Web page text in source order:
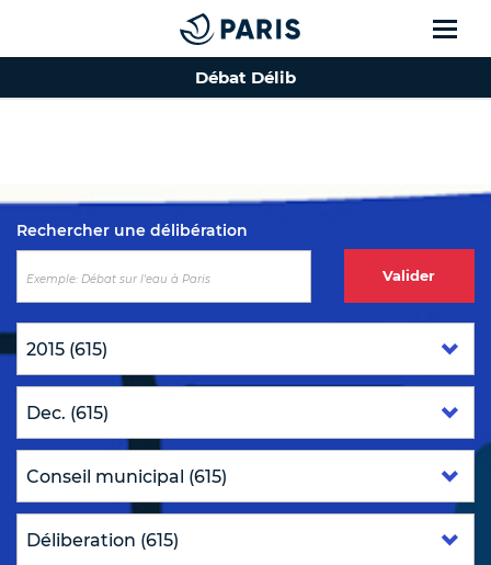
Top of the page
Débat Délib
Rechercher une délibération
Valider